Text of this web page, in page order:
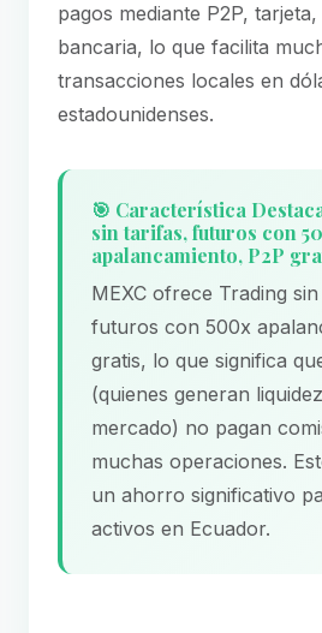
pagos mediante P2P,
bancaria, lo que facilita
transacciones locales en
estadounidenses.
🎯 Característica
sin tarifas, futuros con
apalancamiento, P2P
MEXC ofrece Trading
futuros con 500x
gratis, lo que significa
(quienes generan
mercado) no pagan
muchas operaciones.
un ahorro significativo
activos en Ecuador.